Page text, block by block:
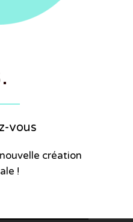
vous
création
!